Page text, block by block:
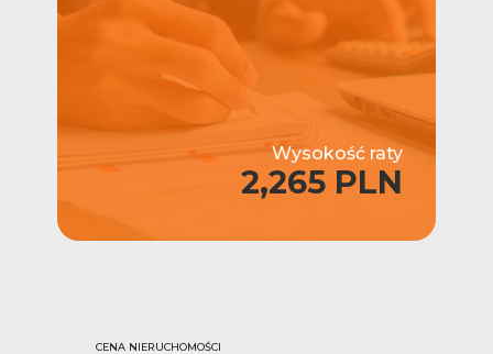
Wysokość raty
2,265 PLN
CENA NIERUCHOMOŚCI